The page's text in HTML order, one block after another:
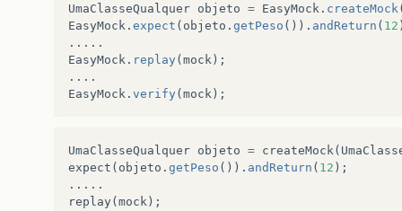
UmaClasseQualquer objeto = EasyMock . createMock
EasyMock . expect ( objeto . getPeso ()). andReturn ( 12
.....
EasyMock . replay (mock );
....
EasyMock . verify (mock );
UmaClasseQualquer objeto = createMock (
expect ( objeto . getPeso ()). andReturn ( 12 );
.....
replay(mock );